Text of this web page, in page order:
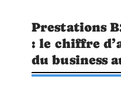
Prestations
: le chiffre
du business